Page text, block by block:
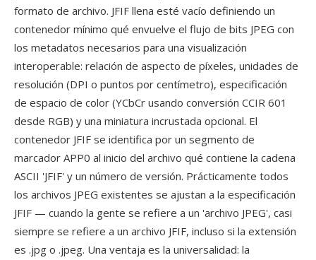
formato de archivo. JFIF llena esté vacío definiendo un
contenedor mínimo qué envuelve el flujo de bits JPEG con
los metadatos necesarios para una visualización
interoperable: relación de aspecto de píxeles, unidades de
resolución (DPI o puntos por centímetro), especificación
de espacio de color (YCbCr usando conversión CCIR 601
desde RGB) y una miniatura incrustada opcional. El
contenedor JFIF se identifica por un segmento de
marcador APP0 al inicio del archivo qué contiene la cadena
ASCII 'JFIF' y un número de versión. Prácticamente todos
los archivos JPEG existentes se ajustan a la especificación
JFIF — cuando la gente se refiere a un 'archivo JPEG', casi
siempre se refiere a un archivo JFIF, incluso si la extensión
es .jpg o .jpeg. Una ventaja es la universalidad: la